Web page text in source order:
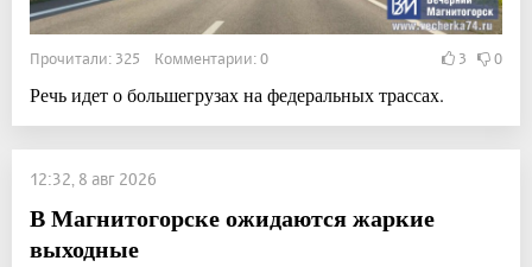
Прочитали: 325 Комментарии: 0 3 0
Речь идет о большегрузах на федеральных трассах.
12:32, 8 авг 2026
В Магнитогорске ожидаются жаркие
выходные